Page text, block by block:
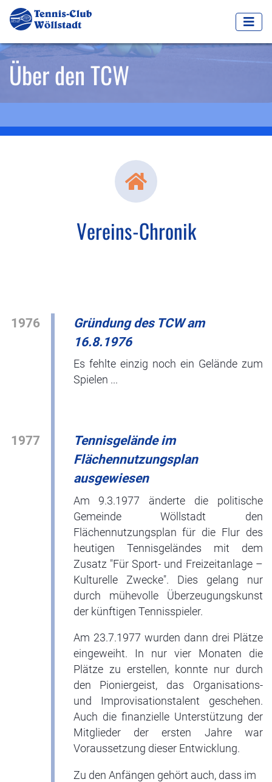
Über den TCW
Vereins-Chronik
1976
Gründung des TCW am
16.8.1976
Es fehlte einzig noch ein Gelände zum
Spielen ...
1977
Tennisgelände im
Flächennutzungsplan
ausgewiesen
Am 9.3.1977 änderte die politische
Gemeinde Wöllstadt den
Flächennutzungsplan für die Flur des
heutigen Tennisgeländes mit dem
Zusatz "Für Sport- und Freizeitanlage –
Kulturelle Zwecke". Dies gelang nur
durch mühevolle Überzeugungskunst
der künftigen Tennisspieler.
Am 23.7.1977 wurden dann drei Plätze
eingeweiht. In nur vier Monaten die
Plätze zu erstellen, konnte nur durch
den Pioniergeist, das Organisations-
und Improvisationstalent geschehen.
Auch die finanzielle Unterstützung der
Mitglieder der ersten Jahre war
Voraussetzung dieser Entwicklung.
Zu den Anfängen gehört auch, dass im